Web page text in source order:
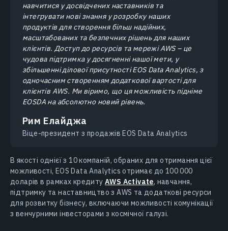
навчитися у досвідчених наставників та
інтегрувати нові знання у розробку наших
продуктів для створення більш надійних,
масштабованих та безпечних рішень для наших
клієнтів. Доступ до ресурсів та мережі AWS – це
чудова підтримка у досягненні нашої мети, у
збільшенні ділової присутності EOS Data Analytics, з
одночасним створенням додаткової вартості для
клієнтів AWS. Ми віримо, що ця можливість підніме
EOSDA на абсолютно новий рівень.
Рим Елайджа
Віце-президент з продажів EOS Data Analytics
В якості однієї з 10 компаній, обраних для отримання цієї
можливості, EOS Data Analytics отримає до 100 000
доларів в рамках кредиту AWS Activate, навчання,
підтримку та наставництво з AWS та додаткові ресурси
для розвитку бізнесу, включаючи можливості комунікації
з венчурними інвесторами з космічної галузі.